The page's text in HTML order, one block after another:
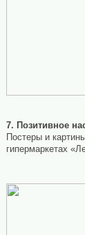
7. Позитивное
Постеры и
гипермаркетах